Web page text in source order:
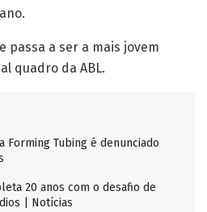
passa a ser a mais jovem
quadro da ABL.
Forming Tubing é denunciado
20 anos com o desafio de
| Notícias